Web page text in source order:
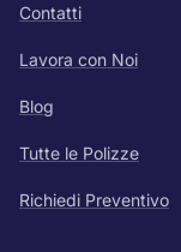
Contatti
Lavora con Noi
Blog
Tutte le Polizze
Richiedi Preventivo